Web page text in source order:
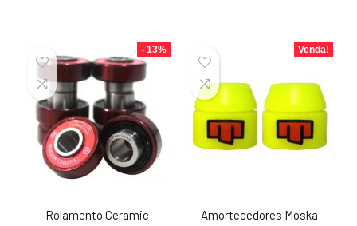
R$279,90.R$229,90.
- 13%
Rolamento Ceramic
Venda!
Amortecedores Moska